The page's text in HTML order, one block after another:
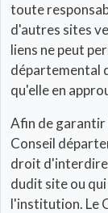
toute
d'autres sites
liens ne peut
départemental
qu'elle en
Afin de
Conseil
droit d'interdire
dudit site ou
l'institution. Le